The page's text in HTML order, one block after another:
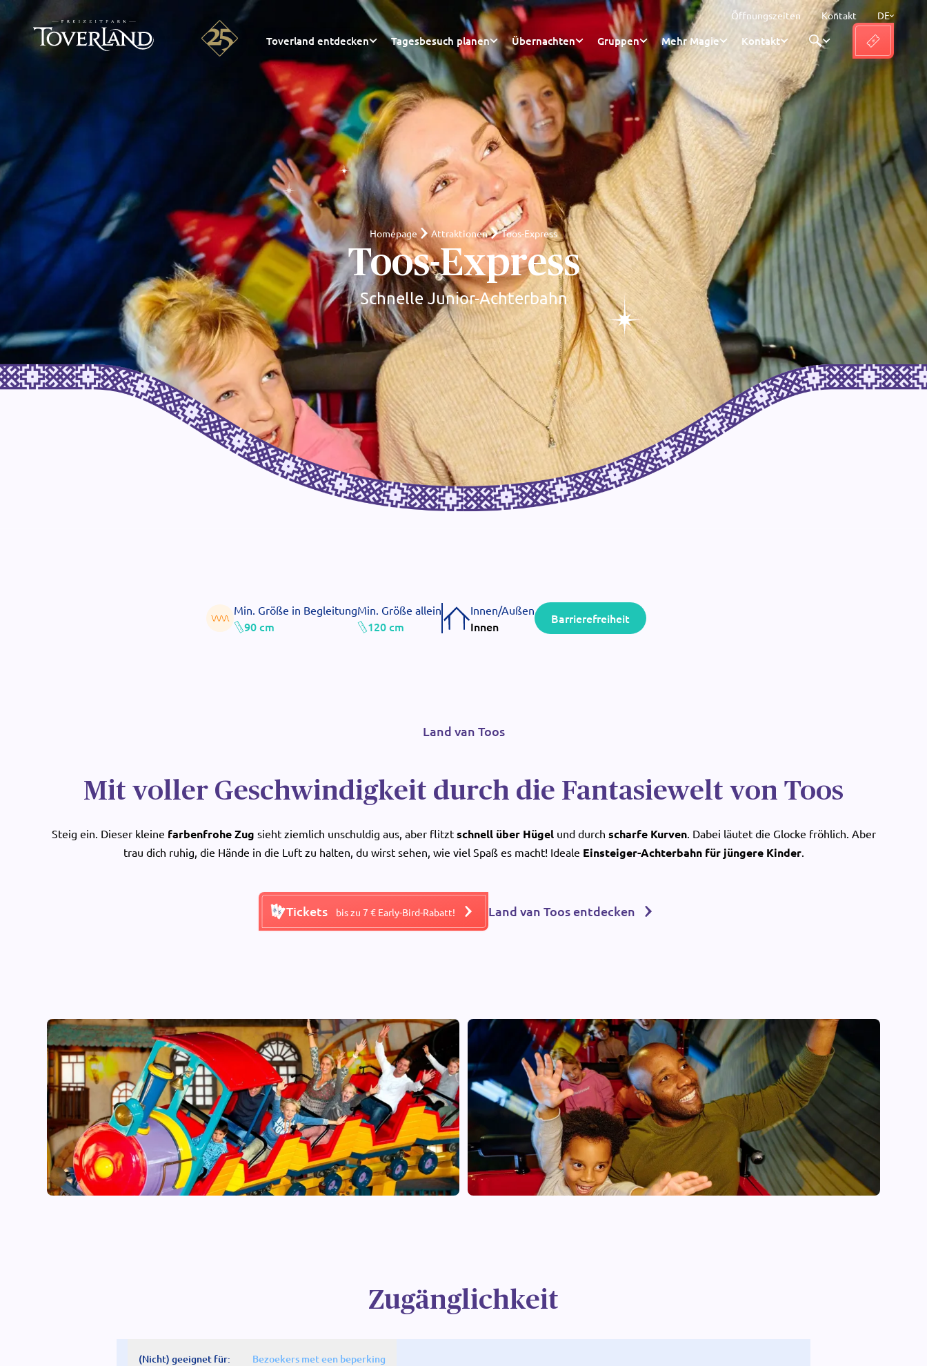
Öffnungszeiten Kontakt DE
Toverland entdecken Tagesbesuch planen Übernachten Gruppen Mehr Magie Kontakt
Homepage Attraktionen Toos-Express
Toos-Express
Schnelle Junior-Achterbahn
Min. Größe in Begleitung
90 cm
Min. Größe allein
120 cm
Innen/Außen
Innen
Barrierefreiheit
Land van Toos
Mit voller Geschwindigkeit durch die Fantasiewelt von Toos
Steig ein. Dieser kleine farbenfrohe Zug sieht ziemlich unschuldig aus, aber flitzt schnell über Hügelund durch scharfe Kurven. Dabei läutet die Glocke fröhlich. Aber
trau dich ruhig, die Hände in die Luft zu halten, du wirst sehen, wie viel Spaß es macht! Ideale Einsteiger-Achterbahn für jüngere Kinder.
Tickets bis zu 7 € Early-Bird-Rabatt! Land van Toos entdecken
Zugänglichkeit
(Nicht) geeignet für: Bezoekers met een beperking